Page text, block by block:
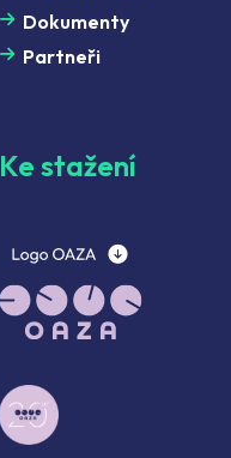
Dokumenty
Partneři
Ke stažení